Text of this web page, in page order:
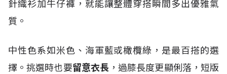
針織衫加牛仔褲，就能讓整體穿搭瞬間多出優雅氣
質。
中性色系如米色、海軍藍或橄欖綠，是最百搭的選
擇。挑選時也要留意衣長 ，過膝長度更顯俐落，短版